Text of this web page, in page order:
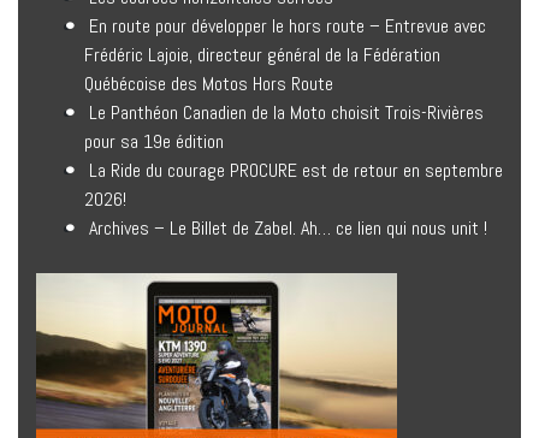
En route pour développer le hors route – Entrevue avec
Frédéric Lajoie, directeur général de la Fédération
Québécoise des Motos Hors Route
Le Panthéon Canadien de la Moto choisit Trois-Rivières
pour sa 19e édition
La Ride du courage PROCURE est de retour en septembre
2026!
Archives – Le Billet de Zabel. Ah… ce lien qui nous unit !